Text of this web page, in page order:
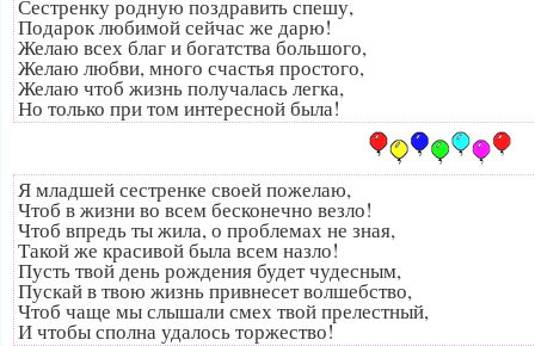
Сестренку родную поздравить спешу,
Подарок любимой сейчас же дарю!
Желаю всех благ и богатства большого,
Желаю любви, много счастья простого,
Желаю чтоб жизнь получалась легка,
Но только при том интересной была!
Я младшей сестренке своей пожелаю,
Чтоб в жизни во всем бесконечно везло!
Чтоб впредь ты жила, о проблемах не зная,
Такой же красивой была всем назло!
Пусть твой день рождения будет чудесным,
Пускай в твою жизнь привнесет волшебство,
Чтоб чаще мы слышали смех твой прелестный,
И чтобы сполна удалось торжество!